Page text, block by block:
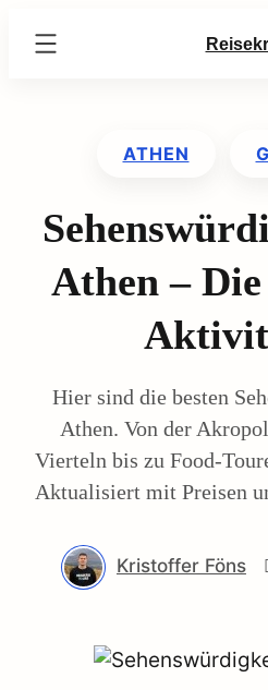
ATHEN
Athen – Die
Hier sind die besten
Athen. Von der
Vierteln bis zu Food-
Aktualisiert mit Preisen
Kristoffer Föns